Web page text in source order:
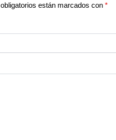
están marcados con *